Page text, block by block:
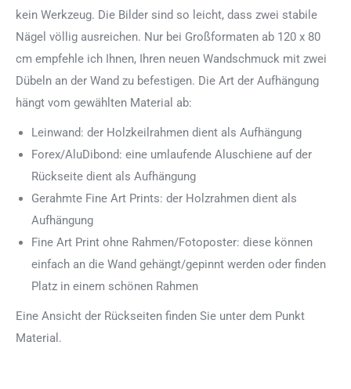
kein Werkzeug. Die Bilder sind so leicht, dass zwei stabile
Nägel völlig ausreichen. Nur bei Großformaten ab 120 x 80
cm empfehle ich Ihnen, Ihren neuen Wandschmuck mit zwei
Dübeln an der Wand zu befestigen. Die Art der Aufhängung
hängt vom gewählten Material ab:
Leinwand: der Holzkeilrahmen dient als Aufhängung
Forex/AluDibond: eine umlaufende Aluschiene auf der
Rückseite dient als Aufhängung
Gerahmte Fine Art Prints: der Holzrahmen dient als
Aufhängung
Fine Art Print ohne Rahmen/Fotoposter: diese können
einfach an die Wand gehängt/gepinnt werden oder finden
Platz in einem schönen Rahmen
Eine Ansicht der Rückseiten finden Sie unter dem Punkt
Material.